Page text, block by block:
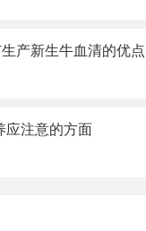
产新生牛血清的优点
应注意的方面